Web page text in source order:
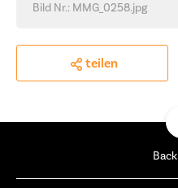
Bild Nr.: MMG_0258.jpg
teilen